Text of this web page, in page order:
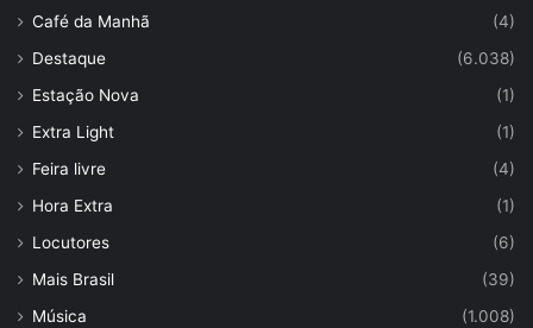
Café da Manhã
(4)
Destaque
(6.038)
Estação Nova
(1)
Extra Light
(1)
Feira livre
(4)
Hora Extra
(1)
Locutores
(6)
Mais Brasil
(39)
Música
(1.008)